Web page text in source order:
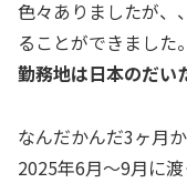
色々ありましたが、
ることができました。
勤務地は日本のだい
なんだかんだ3ヶ月
2025年6月〜9月に